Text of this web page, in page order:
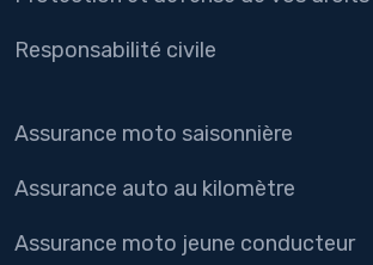
Responsabilité civile
Assurance moto saisonnière
Assurance auto au kilomètre
Assurance moto jeune conducteur